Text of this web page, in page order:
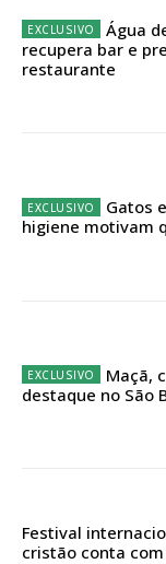
Faça-se assinante
Sendo assinante
Edição
casa
Água
recupera bar e
restaurante
Gatos
higiene motivam
Maçã,
destaque no São
Festival
cristão conta